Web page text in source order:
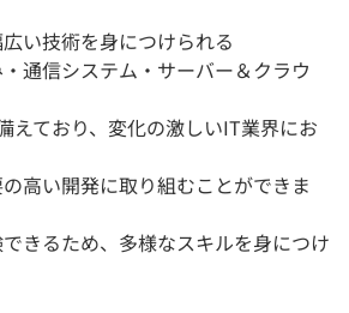
い技術を身につけられる
通信システム・サーバー＆クラウ
えており、変化の激しいIT業界にお
高い開発に取り組むことができま
きるため、多様なスキルを身につけ